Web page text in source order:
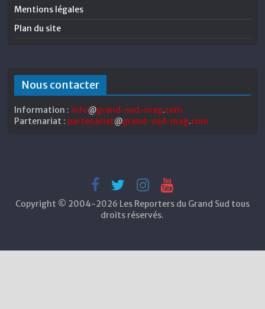
Mentions légales
Plan du site
Nous contacter
Information : info@grand-sud-mag.com
Partenariat : partenariat@grand-sud-mag.com
Copyright © 2004-2026 Les Reporters du Grand Sud tous
droits réservés.